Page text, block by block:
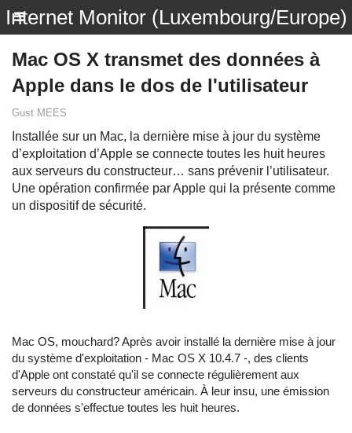
Internet Monitor (Luxembourg/Europe)
Mac OS X transmet des données à
Apple dans le dos de l'utilisateur
Gust MEES
Installée sur un Mac, la dernière mise à jour du système
d’exploitation d’Apple se connecte toutes les huit heures
aux serveurs du constructeur… sans prévenir l’utilisateur.
Une opération confirmée par Apple qui la présente comme
un dispositif de sécurité.
Mac OS, mouchard? Après avoir installé la dernière mise à jour
du système d'exploitation - Mac OS X 10.4.7 -, des clients
d'Apple ont constaté qu'il se connecte régulièrement aux
serveurs du constructeur américain. À leur insu, une émission
de données s'effectue toutes les huit heures.